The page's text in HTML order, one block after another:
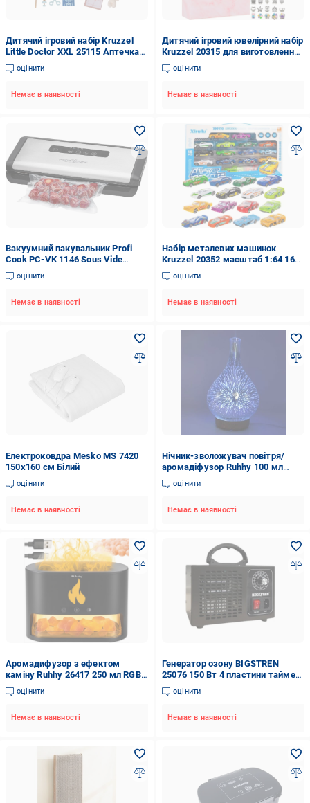
Дитячий ігровий набір Kruzzel
Little Doctor XXL 25115 Аптечка
першої допомоги великий
комплект аксесуарів (25115)
оцінити
Немає в наявності
Дитячий ігровий ювелірний набір
Kruzzel 20315 для виготовлення
браслетів як Pandora (20315)
оцінити
Немає в наявності
Вакуумний пакувальник Profi
Cook PC-VK 1146 Sous Vide
(1146)
оцінити
Немає в наявності
Набір металевих машинок
Kruzzel 20352 масштаб 1:64 16
шт. (20352)
оцінити
Немає в наявності
Електроковдра Mesko MS 7420
150х160 см Білий
оцінити
Немає в наявності
Нічник-зволожувач повітря/
аромадіфузор Ruhhy 100 мл
(22356)
оцінити
Немає в наявності
Аромадифузор з ефектом
каміну Ruhhy 26417 250 мл RGB
підсвітка таймер 1/3/6 год
автовимкнення Чорний
оцінити
Немає в наявності
Генератор озону BIGSTREN
25076 150 Вт 4 пластини таймер
60 хв
оцінити
Немає в наявності